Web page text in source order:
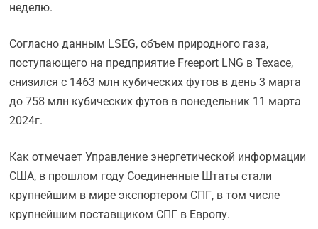
неделю.
Согласно данным LSEG, объем природного газа,
поступающего на предприятие Freeport LNG в Техасе,
снизился с 1463 млн кубических футов в день 3 марта
до 758 млн кубических футов в понедельник 11 марта
2024г.
Как отмечает Управление энергетической информации
США, в прошлом году Соединенные Штаты стали
крупнейшим в мире экспортером СПГ, в том числе
крупнейшим поставщиком СПГ в Европу.